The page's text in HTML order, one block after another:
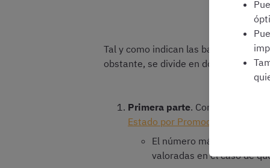
Tal y como indican las bases, la fase
obstante, se divide en dos partes
Primera parte. Consiste en
Estado por Promoción Interna
El número máximo de
valoradas en el caso de